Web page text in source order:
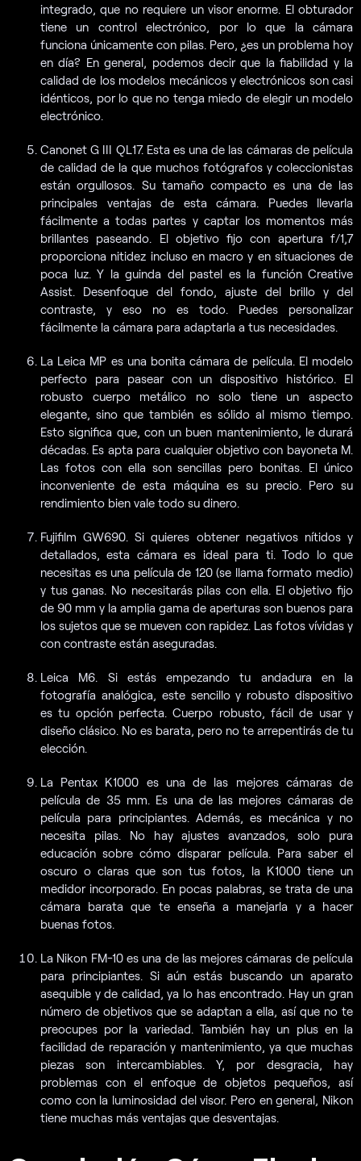
integrado, que no requiere un visor enorme. El obturador
tiene un control electrónico, por lo que la cámara
funciona únicamente con pilas. Pero, ¿es un problema hoy
en día? En general, podemos decir que la fiabilidad y la
calidad de los modelos mecánicos y electrónicos son casi
idénticos, por lo que no tenga miedo de elegir un modelo
electrónico.
Canonet G III QL17. Esta es una de las cámaras de película
de calidad de la que muchos fotógrafos y coleccionistas
están orgullosos. Su tamaño compacto es una de las
principales ventajas de esta cámara. Puedes llevarla
fácilmente a todas partes y captar los momentos más
brillantes paseando. El objetivo fijo con apertura f/1,7
proporciona nitidez incluso en macro y en situaciones de
poca luz. Y la guinda del pastel es la función Creative
Assist. Desenfoque del fondo, ajuste del brillo y del
contraste, y eso no es todo. Puedes personalizar
fácilmente la cámara para adaptarla a tus necesidades.
La Leica MP es una bonita cámara de película. El modelo
perfecto para pasear con un dispositivo histórico. El
robusto cuerpo metálico no solo tiene un aspecto
elegante, sino que también es sólido al mismo tiempo.
Esto significa que, con un buen mantenimiento, le durará
décadas. Es apta para cualquier objetivo con bayoneta M.
Las fotos con ella son sencillas pero bonitas. El único
inconveniente de esta máquina es su precio. Pero su
rendimiento bien vale todo su dinero.
Fujifilm GW690. Si quieres obtener negativos nítidos y
detallados, esta cámara es ideal para ti. Todo lo que
necesitas es una película de 120 (se llama formato medio)
y tus ganas. No necesitarás pilas con ella. El objetivo fijo
de 90 mm y la amplia gama de aperturas son buenos para
los sujetos que se mueven con rapidez. Las fotos vívidas y
con contraste están aseguradas.
Leica M6. Si estás empezando tu andadura en la
fotografía analógica, este sencillo y robusto dispositivo
es tu opción perfecta. Cuerpo robusto, fácil de usar y
diseño clásico. No es barata, pero no te arrepentirás de tu
elección.
La Pentax K1000 es una de las mejores cámaras de
película de 35 mm. Es una de las mejores cámaras de
película para principiantes. Además, es mecánica y no
necesita pilas. No hay ajustes avanzados, solo pura
educación sobre cómo disparar película. Para saber el
oscuro o claras que son tus fotos, la K1000 tiene un
medidor incorporado. En pocas palabras, se trata de una
cámara barata que te enseña a manejarla y a hacer
buenas fotos.
La Nikon FM-10 es una de las mejores cámaras de película
para principiantes. Si aún estás buscando un aparato
asequible y de calidad, ya lo has encontrado. Hay un gran
número de objetivos que se adaptan a ella, así que no te
preocupes por la variedad. También hay un plus en la
facilidad de reparación y mantenimiento, ya que muchas
piezas son intercambiables. Y, por desgracia, hay
problemas con el enfoque de objetos pequeños, así
como con la luminosidad del visor. Pero en general, Nikon
tiene muchas más ventajas que desventajas.